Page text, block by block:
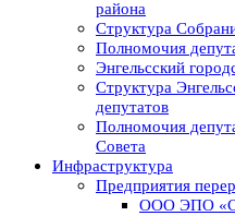
района
Структура
Полномочия
Энгельсский
Структура
депутатов
Полномочия
Совета
Инфраструктура
Предприятия
ООО ЭПО